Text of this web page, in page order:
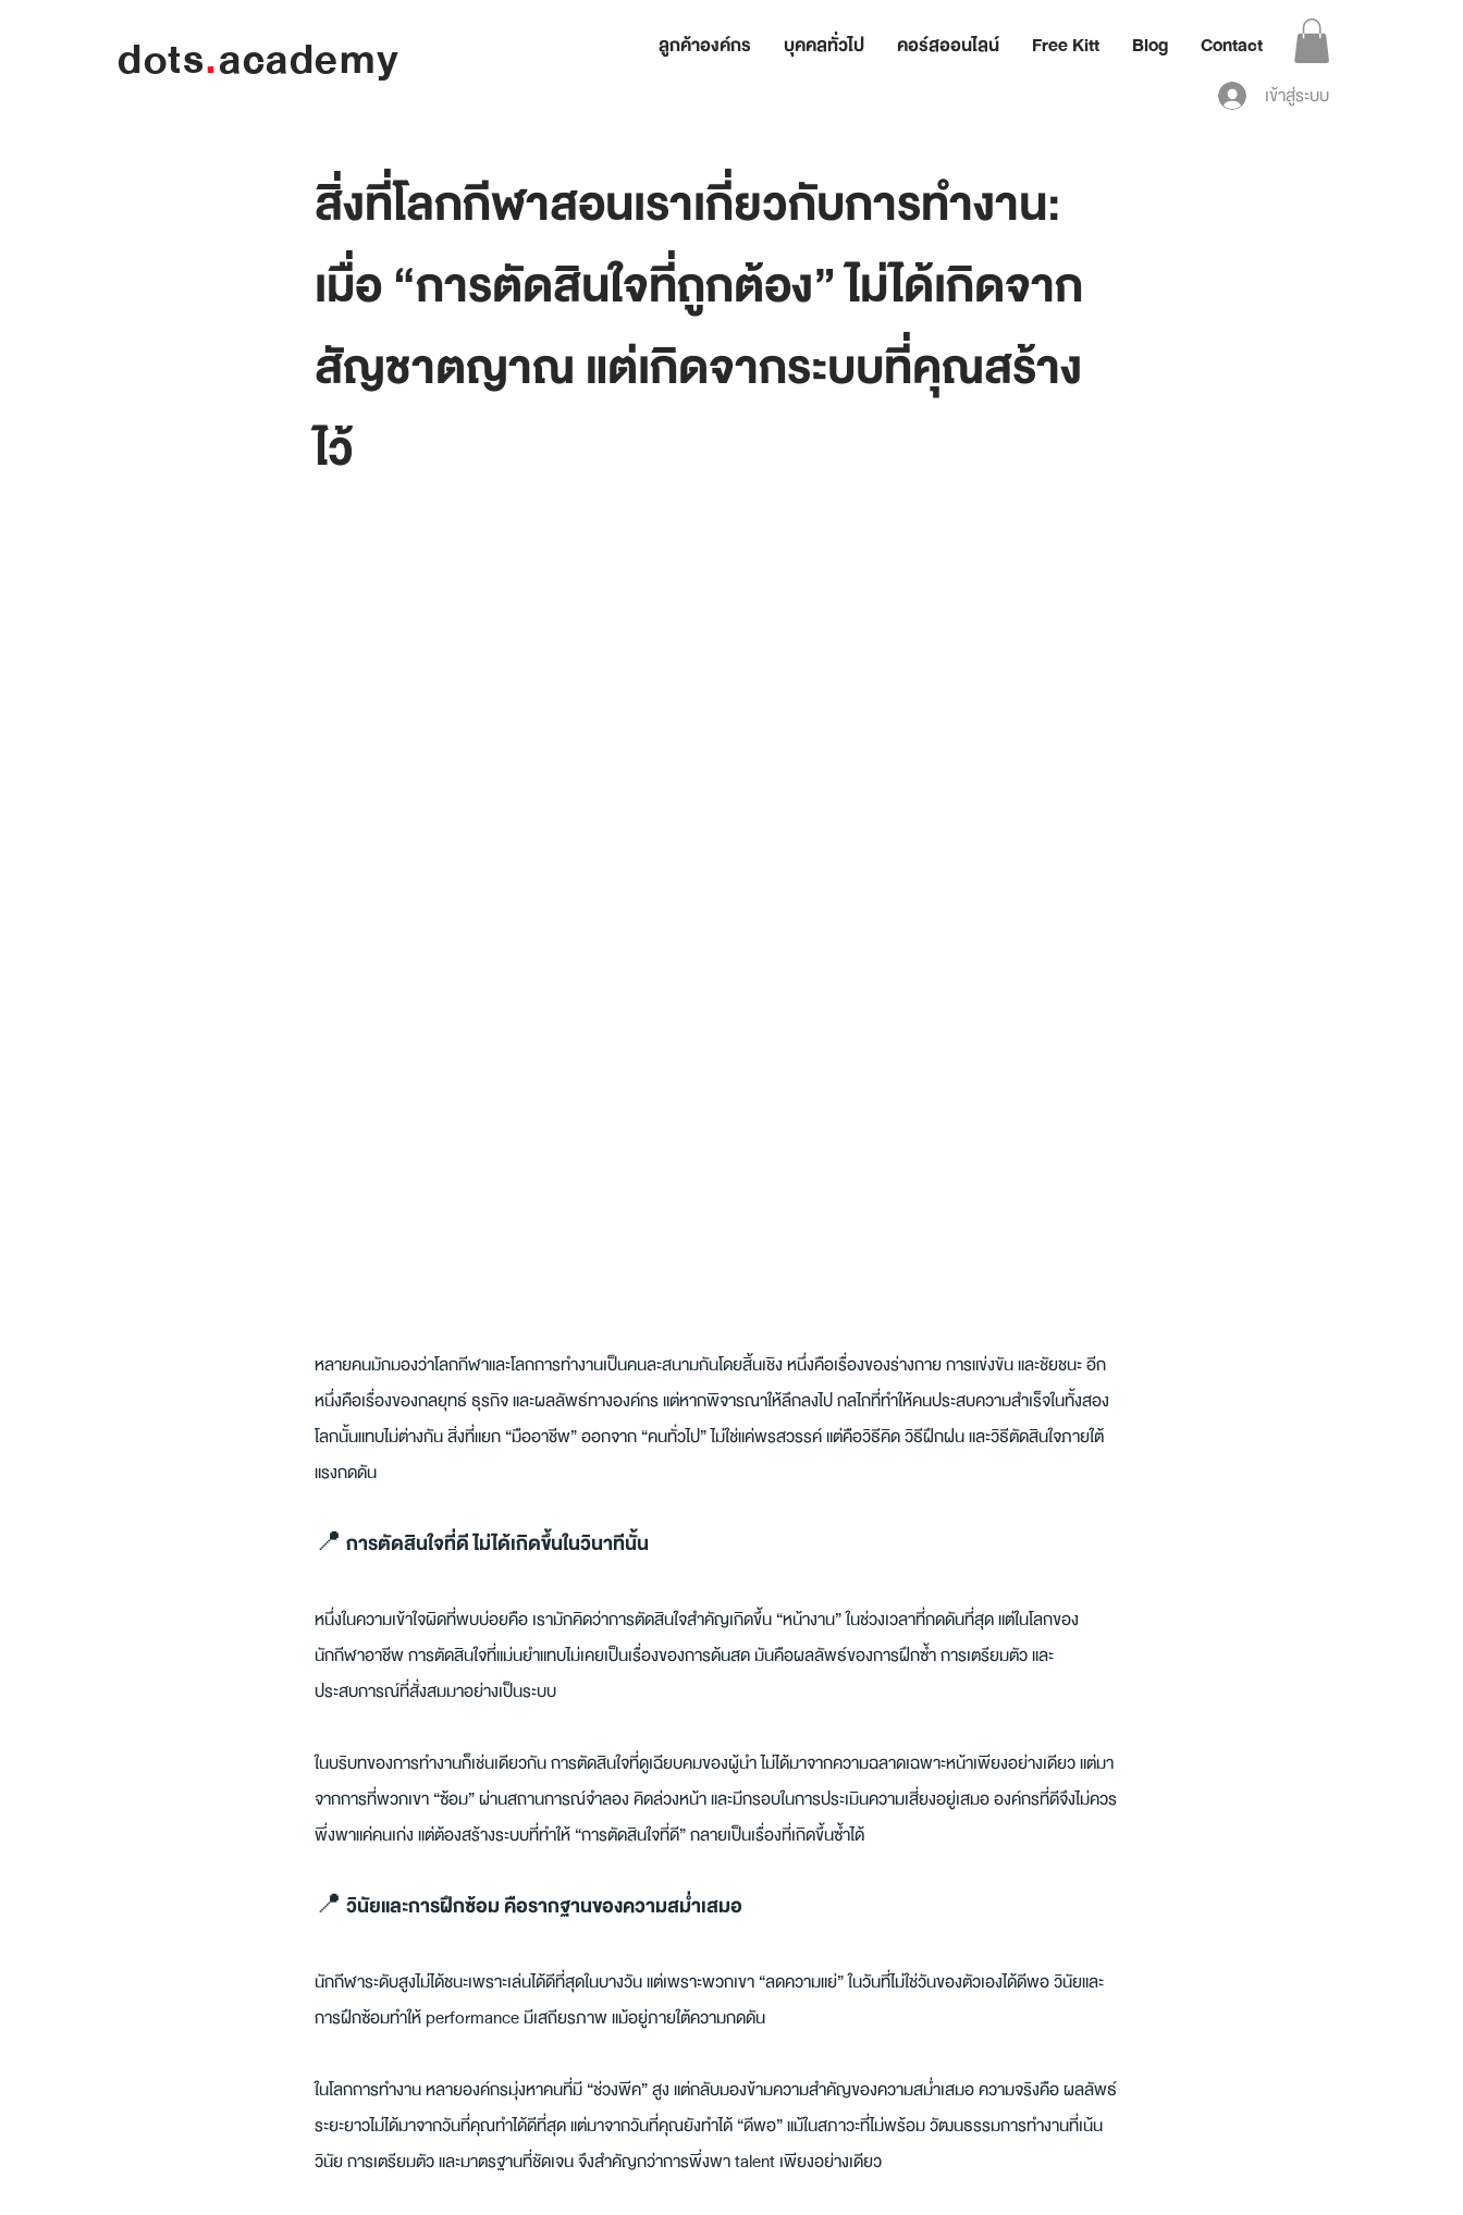
dots.academy ลูกค้าองค์กร บุคคลทั่วไป คอร์สออนไลน์ Free Kitt Blog Contact
เข้าสู่ระบบ
สิ่งที่โลกกีฬาสอนเราเกี่ยวกับการทำงาน:
เมื่อ “การตัดสินใจที่ถูกต้อง” ไม่ได้เกิดจาก
สัญชาตญาณ แต่เกิดจากระบบที่คุณสร้าง
ไว้
หลายคนมักมองว่าโลกกีฬาและโลกการทำงานเป็นคนละสนามกันโดยสิ้นเชิง หนึ่งคือเรื่องของร่างกาย การแข่งขัน และชัยชนะ อีก
หนึ่งคือเรื่องของกลยุทธ์ ธุรกิจ และผลลัพธ์ทางองค์กร แต่หากพิจารณาให้ลึกลงไป กลไกที่ทำให้คนประสบความสำเร็จในทั้งสอง
โลกนั้นแทบไม่ต่างกัน สิ่งที่แยก “มืออาชีพ” ออกจาก “คนทั่วไป” ไม่ใช่แค่พรสวรรค์ แต่คือวิธีคิด วิธีฝึกฝน และวิธีตัดสินใจภายใต้
แรงกดดัน
📍 การตัดสินใจที่ดี ไม่ได้เกิดขึ้นในวินาทีนั้น
หนึ่งในความเข้าใจผิดที่พบบ่อยคือ เรามักคิดว่าการตัดสินใจสำคัญเกิดขึ้น “หน้างาน” ในช่วงเวลาที่กดดันที่สุด แต่ในโลกของ
นักกีฬาอาชีพ การตัดสินใจที่แม่นยำแทบไม่เคยเป็นเรื่องของการด้นสด มันคือผลลัพธ์ของการฝึกซ้ำ การเตรียมตัว และ
ประสบการณ์ที่สั่งสมมาอย่างเป็นระบบ
ในบริบทของการทำงานก็เช่นเดียวกัน การตัดสินใจที่ดูเฉียบคมของผู้นำ ไม่ได้มาจากความฉลาดเฉพาะหน้าเพียงอย่างเดียว แต่มา
จากการที่พวกเขา “ซ้อม” ผ่านสถานการณ์จำลอง คิดล่วงหน้า และมีกรอบในการประเมินความเสี่ยงอยู่เสมอ องค์กรที่ดีจึงไม่ควร
พึ่งพาแค่คนเก่ง แต่ต้องสร้างระบบที่ทำให้ “การตัดสินใจที่ดี” กลายเป็นเรื่องที่เกิดขึ้นซ้ำได้
📍 วินัยและการฝึกซ้อม คือรากฐานของความสม่ำเสมอ
นักกีฬาระดับสูงไม่ได้ชนะเพราะเล่นได้ดีที่สุดในบางวัน แต่เพราะพวกเขา “ลดความแย่” ในวันที่ไม่ใช่วันของตัวเองได้ดีพอ วินัยและ
การฝึกซ้อมทำให้ performance มีเสถียรภาพ แม้อยู่ภายใต้ความกดดัน
ในโลกการทำงาน หลายองค์กรมุ่งหาคนที่มี “ช่วงพีค” สูง แต่กลับมองข้ามความสำคัญของความสม่ำเสมอ ความจริงคือ ผลลัพธ์
ระยะยาวไม่ได้มาจากวันที่คุณทำได้ดีที่สุด แต่มาจากวันที่คุณยังทำได้ “ดีพอ” แม้ในสภาวะที่ไม่พร้อม วัฒนธรรมการทำงานที่เน้น
วินัย การเตรียมตัว และมาตรฐานที่ชัดเจน จึงสำคัญกว่าการพึ่งพา talent เพียงอย่างเดียว